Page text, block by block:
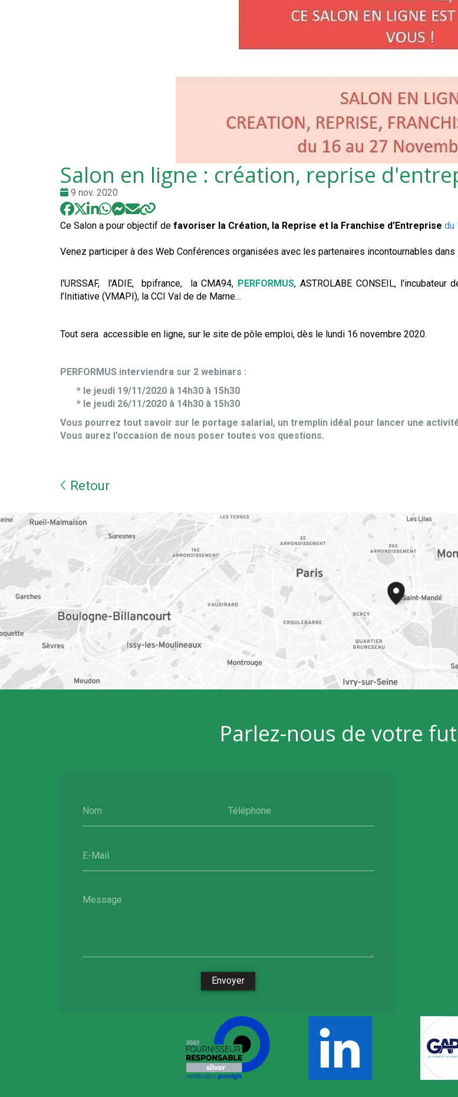
Salon en ligne : création, reprise
Date
:
9 nov. 2020
Ce Salon a pour objectif de favoriser la Création, la Reprise et la Franchise d’Entreprise du
Venez participer à des Web Conférences organisées avec les partenaires incontournables
l'URSSAF, l'ADIE, bpifrance, la CMA94, PERFORMUS, ASTROLABE CONSEIL,
l’Initiative (VMAPI), la CCI Val de de Marne…
Tout sera accessible en ligne, sur le site de pôle emploi, dès le lundi 16 novembre 2020.
PERFORMUS interviendra sur 2 webinars :
* le jeudi 19/11/2020 à 14h30 à 15h30
* le jeudi 26/11/2020 à 14h30 à 15h30
Vous pourrez tout savoir sur le portage salarial, un tremplin idéal pour lancer une
Vous aurez l'occasion de nous poser toutes vos questions.
Retour
Parlez-nous de votre
Nom Téléphone
E-Mail
Message
Envoyer